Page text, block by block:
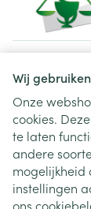
Wij
Onze
cookies.
te laten
andere
mogelijkheid
instellingen
ons
Juridische